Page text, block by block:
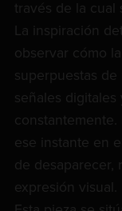
través de la cual
La inspiración
observar cómo
superpuestas de
señales
constantemente.
ese instante en
de desaparecer,
expresión visual.